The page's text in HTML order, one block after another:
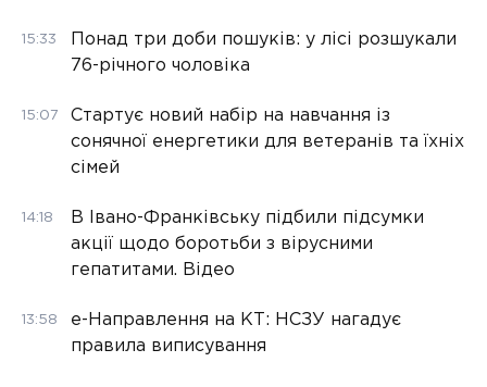
15:33
Понад три доби пошуків: у лісі розшукали
76-річного чоловіка
15:07
Стартує новий набір на навчання із
сонячної енергетики для ветеранів та їхніх
сімей
14:18
В Івано-Франківську підбили підсумки
акції щодо боротьби з вірусними
гепатитами. Відео
13:58
е-Направлення на КТ: НСЗУ нагадує
правила виписування